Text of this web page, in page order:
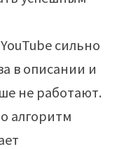
сильно
в описании и
не работают.
алгоритм